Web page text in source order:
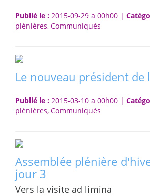
Publié le : 2015-09-29 a 00h00 |
plénières, Communiqués
Le nouveau président de
Publié le : 2015-03-10 a 00h00 |
plénières, Communiqués
Assemblée plénière
jour 3
Vers la visite ad limina